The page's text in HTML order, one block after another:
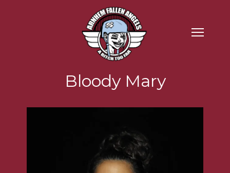
Bloody Mary